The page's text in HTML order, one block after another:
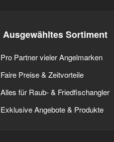
Ausgewähltes Sortiment
Pro Partner vieler Angelmarken
Faire Preise & Zeitvorteile
Alles für Raub- & Friedfischangler
Exklusive Angebote & Produkte